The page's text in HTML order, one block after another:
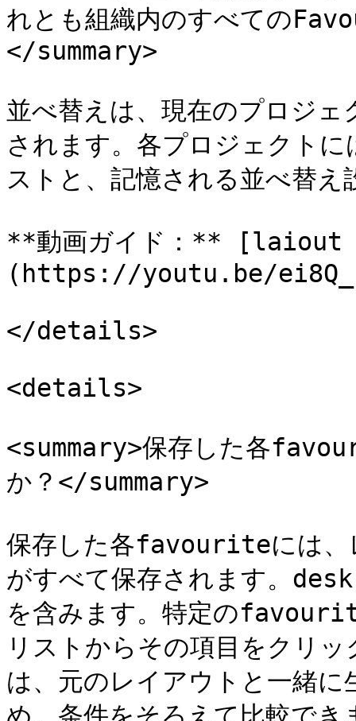
れとも組織内のすべての
</summary>
並べ替えは、現在のプロジ
されます。各プロジェクト
ストと、記憶される並べ替え
**動画ガイド：** [laiout
(https://youtu.be/
</details>
<details>
<summary>保存した各
か？</summary>
保存した各favouriteには、
がすべて保存されます。
を含みます。特定の
リストからその項目をクリ
は、元のレイアウトと一緒